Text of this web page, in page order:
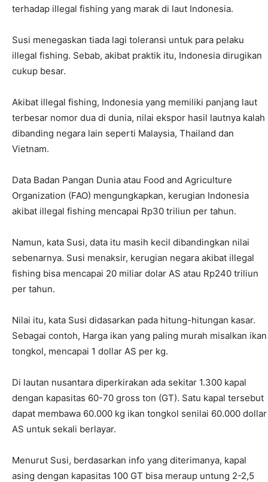
terhadap illegal fishing yang marak di laut Indonesia.
Susi menegaskan tiada lagi toleransi untuk para pelaku
illegal fishing. Sebab, akibat praktik itu, Indonesia dirugikan
cukup besar.
Akibat illegal fishing, Indonesia yang memiliki panjang laut
terbesar nomor dua di dunia, nilai ekspor hasil lautnya kalah
dibanding negara lain seperti Malaysia, Thailand dan
Vietnam.
Data Badan Pangan Dunia atau Food and Agriculture
Organization (FAO) mengungkapkan, kerugian Indonesia
akibat illegal fishing mencapai Rp30 triliun per tahun.
Namun, kata Susi, data itu masih kecil dibandingkan nilai
sebenarnya. Susi menaksir, kerugian negara akibat illegal
fishing bisa mencapai 20 miliar dolar AS atau Rp240 triliun
per tahun.
Nilai itu, kata Susi didasarkan pada hitung-hitungan kasar.
Sebagai contoh, Harga ikan yang paling murah misalkan ikan
tongkol, mencapai 1 dollar AS per kg.
Di lautan nusantara diperkirakan ada sekitar 1.300 kapal
dengan kapasitas 60-70 gross ton (GT). Satu kapal tersebut
dapat membawa 60.000 kg ikan tongkol senilai 60.000 dollar
AS untuk sekali berlayar.
Menurut Susi, berdasarkan info yang diterimanya, kapal
asing dengan kapasitas 100 GT bisa meraup untung 2-2,5